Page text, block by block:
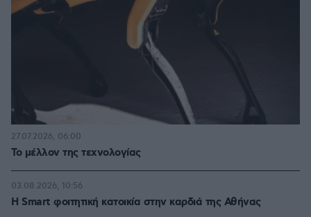
Το μέλλον της τεχνολογίας
27.07.2026, 06:00
Η Smart φοιτητική κατοικία στην καρδιά της Αθήνας
03.08.2026, 10:56